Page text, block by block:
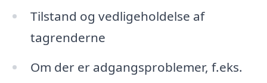
Tilstand og vedligeholdelse af
tagrenderne
Om der er adgangsproblemer, f.eks.